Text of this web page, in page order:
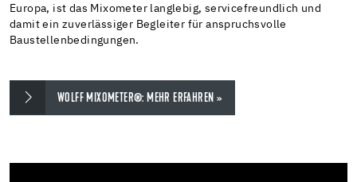
Europa, ist das Mixometer langlebig, servicefreundlich und
damit ein zuverlässiger Begleiter für anspruchsvolle
Baustellenbedingungen.
WOLFF MIXOMETER®: MEHR ERFAHREN »